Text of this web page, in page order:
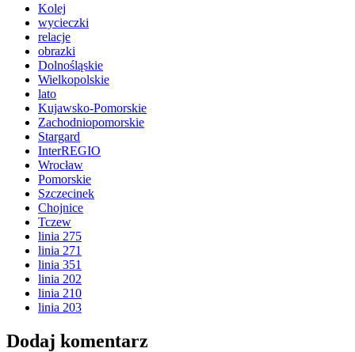
Kolej
wycieczki
relacje
obrazki
Dolnośląskie
Wielkopolskie
lato
Kujawsko-Pomorskie
Zachodniopomorskie
Stargard
InterREGIO
Wrocław
Pomorskie
Szczecinek
Chojnice
Tczew
linia 275
linia 271
linia 351
linia 202
linia 210
linia 203
Dodaj komentarz